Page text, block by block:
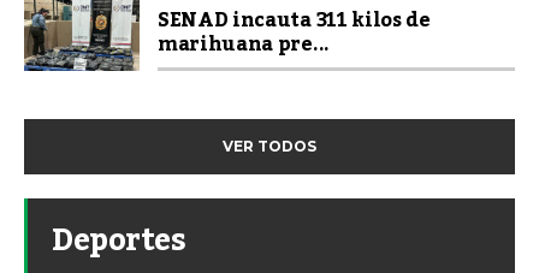
SENAD incauta 311 kilos de
marihuana pre...
VER TODOS
Deportes